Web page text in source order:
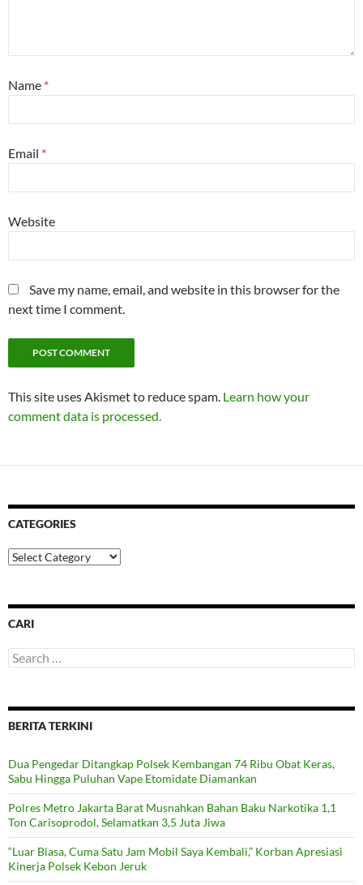
Name *
Email *
Website
Save my name, email, and website in this browser for the
next time I comment.
This site uses Akismet to reduce spam. Learn how your
comment data is processed.
CATEGORIES
Categories
CARI
Search
for:
BERITA TERKINI
Dua Pengedar Ditangkap Polsek Kembangan 74 Ribu Obat Keras,
Sabu Hingga Puluhan Vape Etomidate Diamankan
Polres Metro Jakarta Barat Musnahkan Bahan Baku Narkotika 1,1
Ton Carisoprodol, Selamatkan 3,5 Juta Jiwa
“Luar Biasa, Cuma Satu Jam Mobil Saya Kembali,” Korban Apresiasi
Kinerja Polsek Kebon Jeruk